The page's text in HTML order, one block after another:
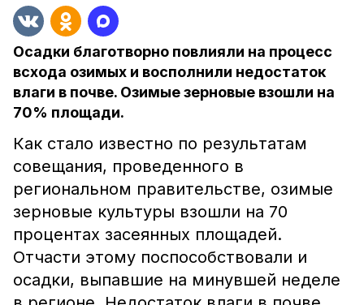
Осадки благотворно повлияли на процесс
всхода озимых и восполнили недостаток
влаги в почве. Озимые зерновые взошли на
70% площади.
Как стало известно по результатам
совещания, проведенного в
региональном правительстве, озимые
зерновые культуры взошли на 70
процентах засеянных площадей.
Отчасти этому поспособствовали и
осадки, выпавшие на минувшей неделе